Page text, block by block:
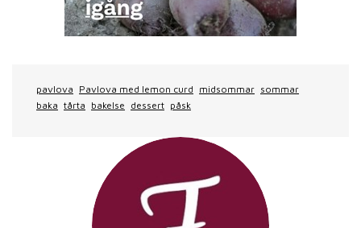
pavlova Pavlova med lemon curd midsommar sommar
baka tårta bakelse dessert påsk